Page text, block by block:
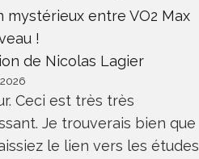
mystérieux entre VO2 Max
!
de Nicolas Lagier
Ceci est très très
Je trouverais bien que
le lien vers les études